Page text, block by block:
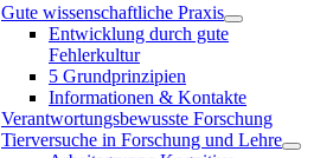
Gute wissenschaftliche Praxis
Entwicklung durch gute
Fehlerkultur
5 Grundprinzipien
Informationen & Kontakte
Verantwortungsbewusste Forschung
Tierversuche in Forschung und Lehre